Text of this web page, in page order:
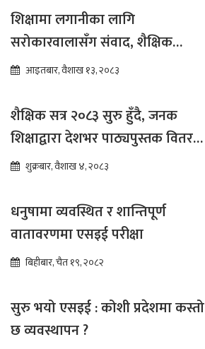
शिक्षामा लगानीका लागि
सरोकारवालासँग संवाद, शैक्षिक
सुधारमा जोड
आइतबार, वैशाख १३, २०८३
शैक्षिक सत्र २०८३ सुरु हुँदै, जनक
शिक्षाद्वारा देशभर पाठ्यपुस्तक वितरण
तीव्रशुक्रबार, वैशाख ४, २०८३
धनुषामा व्यवस्थित र शान्तिपूर्ण
वातावरणमा एसइई परीक्षा
बिहीबार, चैत १९, २०८२
सुरु भयो एसइई : कोशी प्रदेशमा कस्तो
छ व्यवस्थापन ?